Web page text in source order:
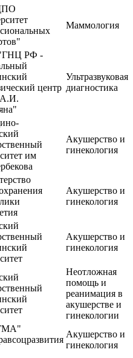
Маммология
РФ -
центр
Ультразвуковая
диагностика
им
Акушерство и
гинекология
Акушерство и
гинекология
Акушерство и
гинекология
Неотложная
помощь и
реанимация в
акушерстве и
гинекологии
Акушерство и
гинекология